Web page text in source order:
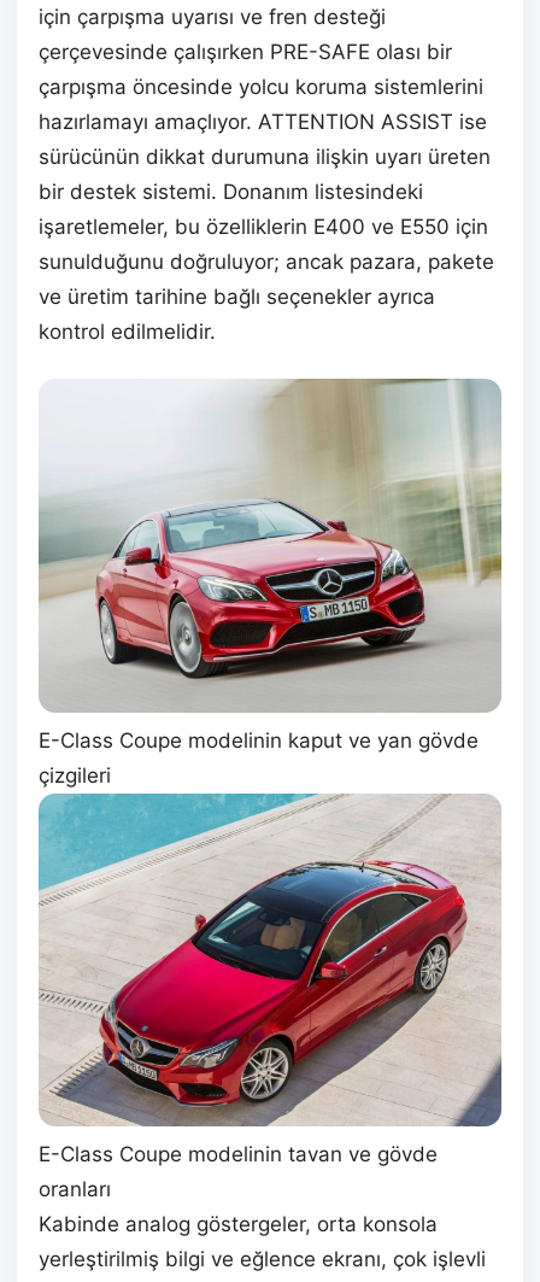
için çarpışma uyarısı ve fren desteği
çerçevesinde çalışırken PRE-SAFE olası bir
çarpışma öncesinde yolcu koruma sistemlerini
hazırlamayı amaçlıyor. ATTENTION ASSIST ise
sürücünün dikkat durumuna ilişkin uyarı üreten
bir destek sistemi. Donanım listesindeki
işaretlemeler, bu özelliklerin E400 ve E550 için
sunulduğunu doğruluyor; ancak pazara, pakete
ve üretim tarihine bağlı seçenekler ayrıca
kontrol edilmelidir.
E-Class Coupe modelinin kaput ve yan gövde
çizgileri
E-Class Coupe modelinin tavan ve gövde
oranları
Kabinde analog göstergeler, orta konsola
yerleştirilmiş bilgi ve eğlence ekranı, çok işlevli